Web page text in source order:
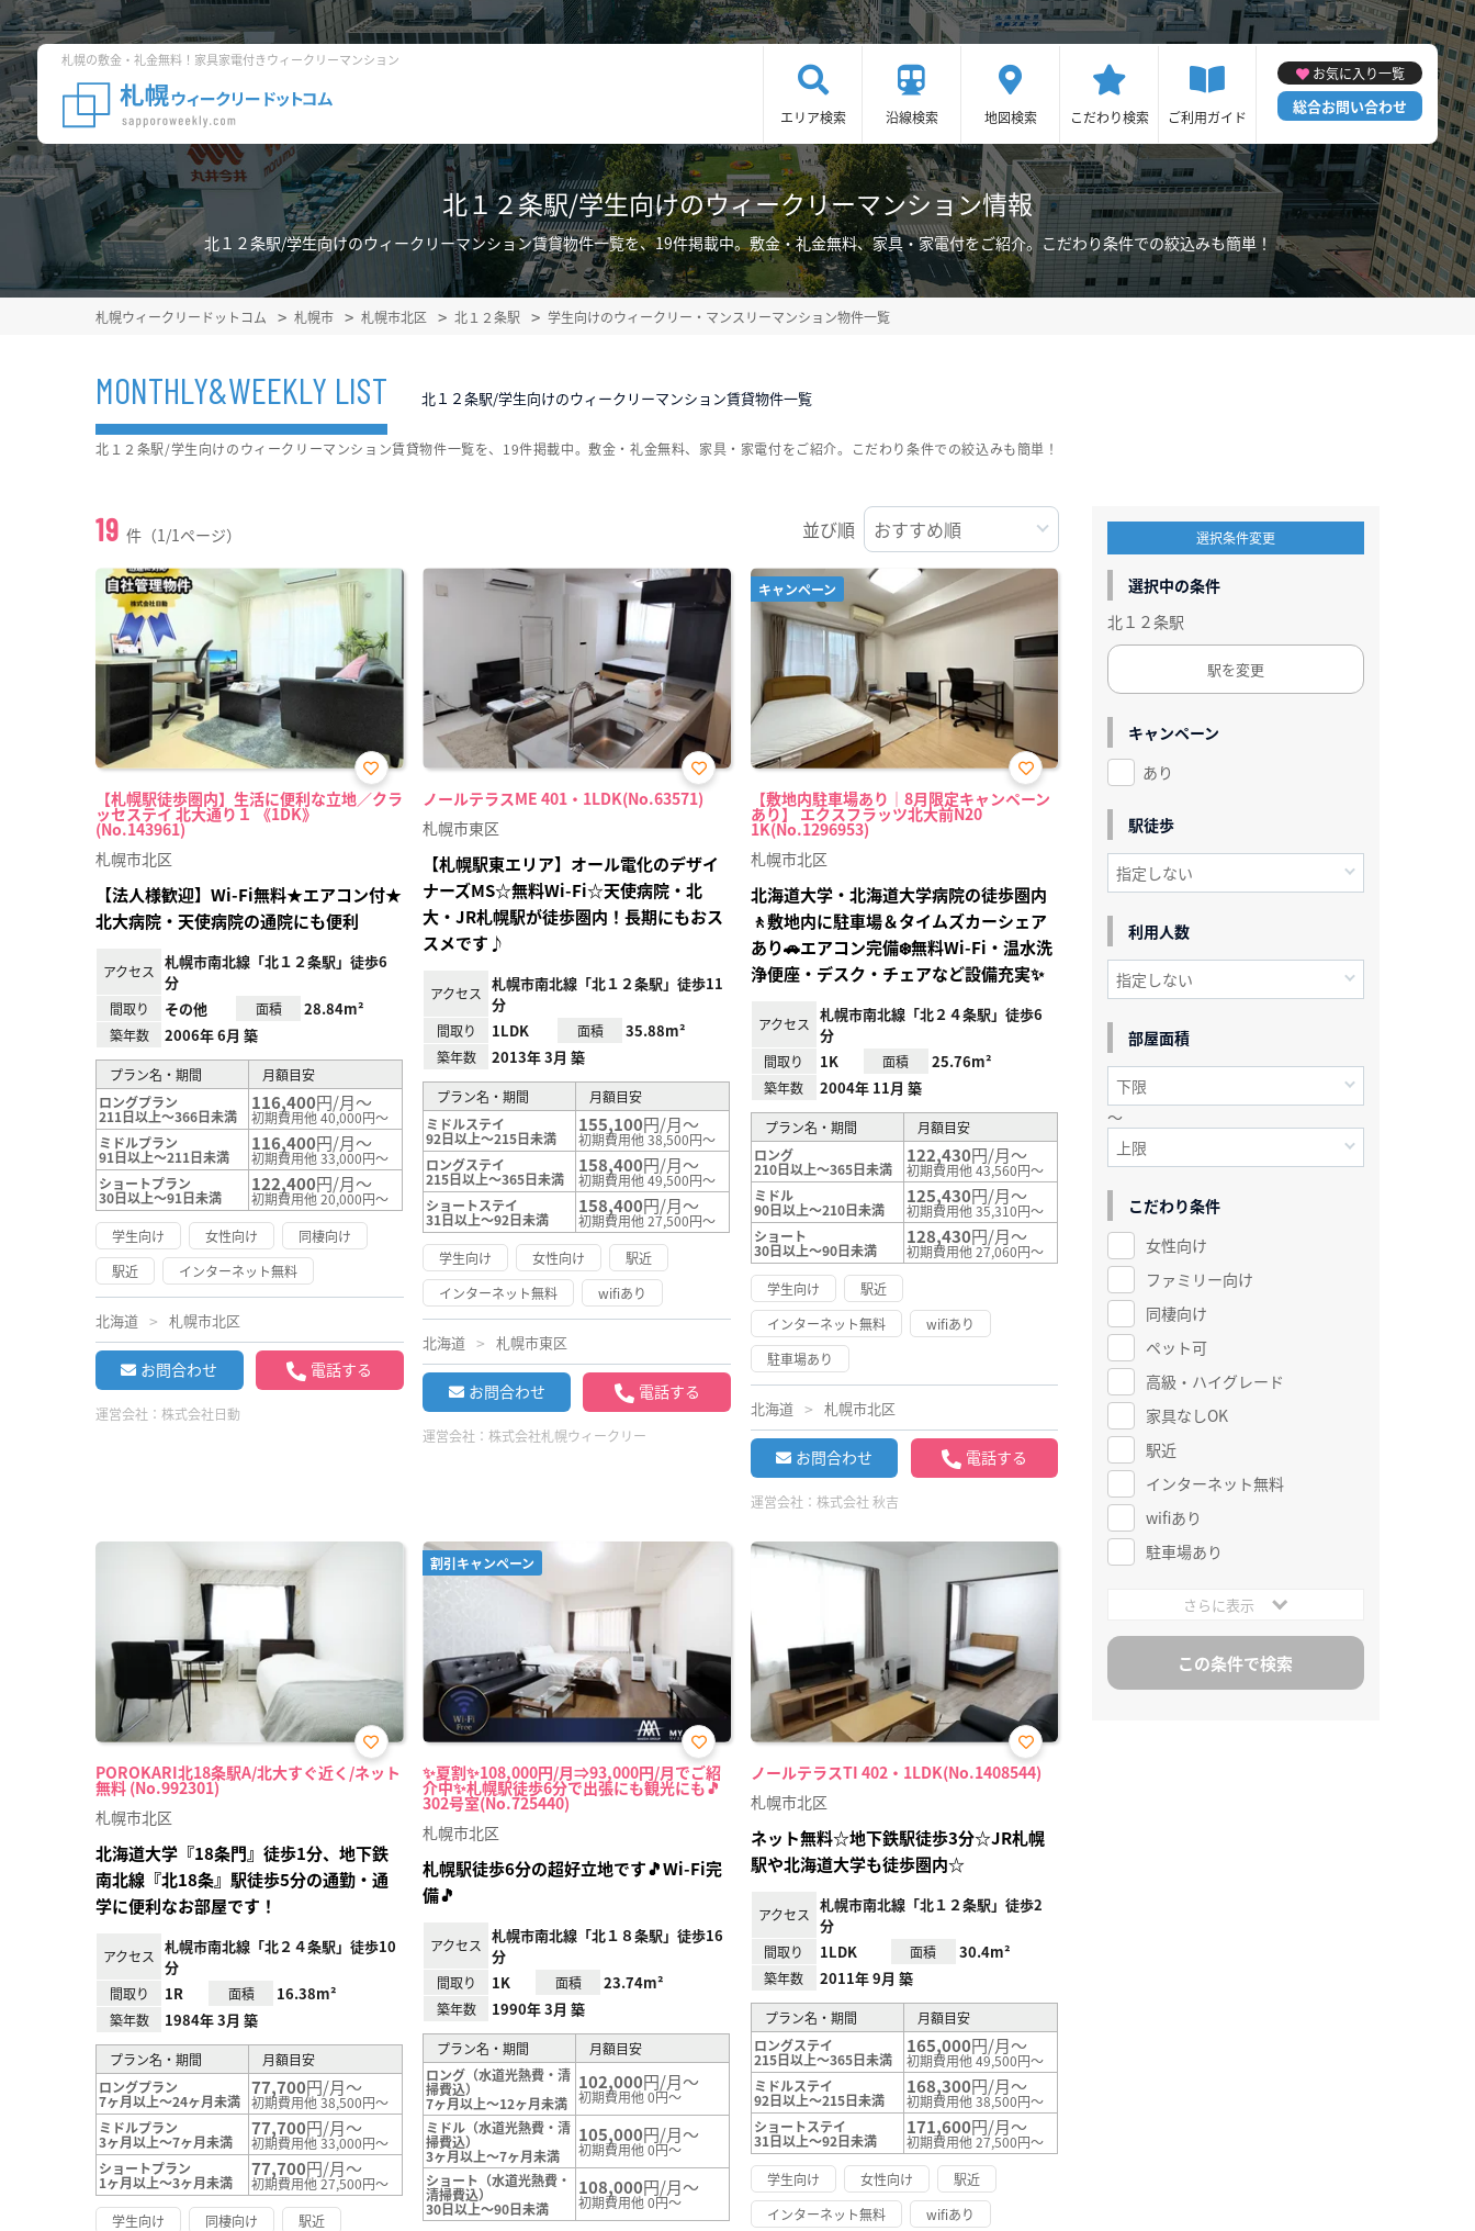
札幌の敷金・礼金無料！家具家電付きウィークリーマンション
エリア検索 沿線検索 地図検索 こだわり検索 ご利用ガイド
お気に入り一覧
総合お問い合わせ
北１２条駅/学生向けのウィークリーマンション情報
北１２条駅/学生向けのウィークリーマンション賃貸物件一覧を、19件掲載中。敷金・礼金無料、家具・家電付をご紹介。こだわり条件での絞込みも簡単！
札幌ウィークリードットコム 札幌市 札幌市北区 北１２条駅 学生向けのウィークリー・マンスリーマンション物件一覧
MONTHLY&WEEKLY LIST 北１２条駅/学生向けのウィークリーマンション賃貸物件一覧
19 件（1/1ページ） 並び順
【札幌駅徒歩圏内】生活に便利な立地／クラ
ッセステイ 北大通り１ 《1DK》
(No.143961)
お気
に入
札幌市北区
【法人様歓迎】Wi-Fi無料★エアコン付★
北大病院・天使病院の通院にも便利
アクセス
札幌市南北線「北１２条駅」徒歩6
分
間取り その他 面積 28.84m²
築年数 2006年 6月 築
プラン名・期間
月額目安
ロングプラン
211日以上～366日未満
116,400円/月～
初期費用他 40,000円～
ミドルプラン
91日以上～211日未満
116,400円/月～
初期費用他 33,000円～
ショートプラン
30日以上～91日未満
122,400円/月～
初期費用他 20,000円～
学生向け
女性向け
同棲向け
駅近
インターネット無料
北海道 札幌市北区
お問合わせ 電話する
運営会社： 株式会社日動
ノールテラスME 401・1LDK(No.63571)
お気
に入
札幌市東区
【札幌駅東エリア】オール電化のデザイ
ナーズMS☆無料Wi-Fi☆天使病院・北
大・JR札幌駅が徒歩圏内！長期にもおス
スメです♪
アクセス
札幌市南北線「北１２条駅」徒歩11
分
間取り 1LDK 面積 35.88m²
築年数 2013年 3月 築
プラン名・期間
月額目安
ミドルステイ
92日以上～215日未満
155,100円/月～
初期費用他 38,500円～
ロングステイ
215日以上～365日未満
158,400円/月～
初期費用他 49,500円～
ショートステイ
31日以上～92日未満
158,400円/月～
初期費用他 27,500円～
学生向け
女性向け
駅近
インターネット無料
wifiあり
北海道 札幌市東区
お問合わせ 電話する
運営会社：株式会社札幌ウィークリー
キャンペーン
【敷地内駐車場あり｜8月限定キャンペーン
あり】 エクスフラッツ北大前N20
1K(No.1296953)
お気
に入
札幌市北区
北海道大学・北海道大学病院の徒歩圏内
🚶敷地内に駐車場＆タイムズカーシェア
あり🚗エアコン完備❄️無料Wi‑Fi・温水洗
浄便座・デスク・チェアなど設備充実✨
アクセス
札幌市南北線「北２４条駅」徒歩6
分
間取り 1K 面積 25.76m²
築年数 2004年 11月 築
プラン名・期間
月額目安
ロング
210日以上～365日未満
122,430円/月～
初期費用他 43,560円～
ミドル
90日以上～210日未満
125,430円/月～
初期費用他 35,310円～
ショート
30日以上～90日未満
128,430円/月～
初期費用他 27,060円～
学生向け
駅近
インターネット無料
wifiあり
駐車場あり
北海道 札幌市北区
お問合わせ 電話する
運営会社： 株式会社 秋吉
POROKARI北18条駅A/北大すぐ近く/ネット
無料 (No.992301)
お気
に入
札幌市北区
北海道大学『18条門』徒歩1分、地下鉄
南北線『北18条』駅徒歩5分の通勤・通
学に便利なお部屋です！
アクセス
札幌市南北線「北２４条駅」徒歩10
分
間取り 1R 面積 16.38m²
築年数 1984年 3月 築
プラン名・期間
月額目安
ロングプラン
7ヶ月以上～24ヶ月未満
77,700円/月～
初期費用他 38,500円～
ミドルプラン
3ヶ月以上～7ヶ月未満
77,700円/月～
初期費用他 33,000円～
ショートプラン
1ヶ月以上～3ヶ月未満
77,700円/月～
初期費用他 27,500円～
学生向け
同棲向け
駅近
割引キャンペーン
✨夏割✨108,000円/月⇒93,000円/月でご紹
介中✨札幌駅徒歩6分で出張にも観光にも🎵
302号室(No.725440)
お気
に入
り登
札幌市北区
札幌駅徒歩6分の超好立地です🎵Wi-Fi完
備🎵
アクセス
札幌市南北線「北１８条駅」徒歩16
分
間取り 1K 面積 23.74m²
築年数 1990年 3月 築
プラン名・期間
月額目安
ロング（水道光熱費・清
掃費込）
7ヶ月以上～12ヶ月未満
102,000円/月～
初期費用他 0円～
ミドル（水道光熱費・清
掃費込）
3ヶ月以上～7ヶ月未満
105,000円/月～
初期費用他 0円～
ショート（水道光熱費・
清掃費込）
30日以上～90日未満
108,000円/月～
初期費用他 0円～
ノールテラスTI 402・1LDK(No.1408544)
お気
に入
札幌市北区
ネット無料☆地下鉄駅徒歩3分☆JR札幌
駅や北海道大学も徒歩圏内☆
アクセス
札幌市南北線「北１２条駅」徒歩2
分
間取り 1LDK 面積 30.4m²
築年数 2011年 9月 築
プラン名・期間
月額目安
ロングステイ
215日以上～365日未満
165,000円/月～
初期費用他 49,500円～
ミドルステイ
92日以上～215日未満
168,300円/月～
初期費用他 38,500円～
ショートステイ
31日以上～92日未満
171,600円/月～
初期費用他 27,500円～
学生向け
女性向け
駅近
インターネット無料
wifiあり
北１２条駅/学生向けのウィークリーマンション賃貸物件一覧を、19件掲載中。敷金・礼金無料、家具・家電付をご紹介。こだわり条件での絞込みも簡単！
選択条件変更
選択中の条件
北１２条駅
駅を変更
キャンペーン
あり
駅徒歩
利用人数
部屋面積
～
こだわり条件
女性向け
ファミリー向け
同棲向け
ペット可
高級・ハイグレード
家具なしOK
駅近
インターネット無料
wifiあり
駐車場あり
さらに表示